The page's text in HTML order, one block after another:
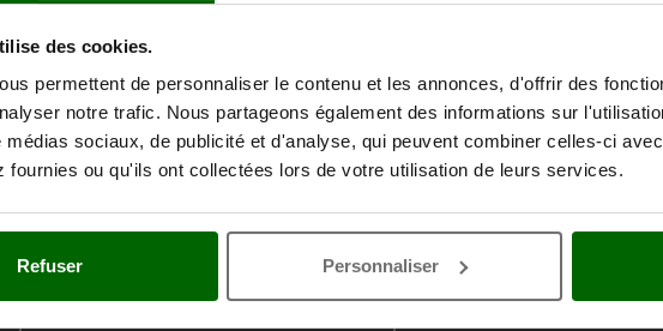
des cookies.
permettent de personnaliser le contenu et les annonces, d'offrir des
notre trafic. Nous partageons également des informations sur
médias sociaux, de publicité et d'analyse, qui peuvent combiner celles-ci
fournies ou qu'ils ont collectées lors de votre utilisation de leurs services.
Refuser Personnaliser
Mentions légales Services Spécifiques